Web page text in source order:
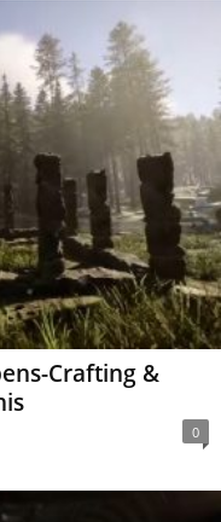
Crafting &
0